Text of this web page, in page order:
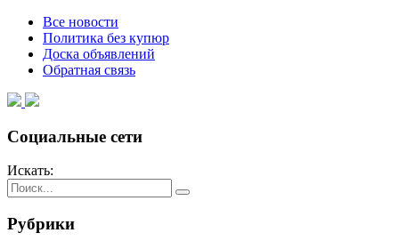
Все новости
Политика без купюр
Доска объявлений
Обратная связь
Социальные сети
Искать:
Рубрики